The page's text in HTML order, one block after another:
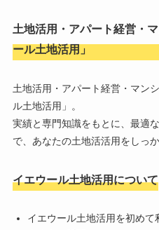
土地活用・アパート経営・
ール土地活用 」
土地活用・アパート経営・マン
ル土地活用 」。
実績と専門知識をもとに、最適
で、あなたの土地活活用をしっ
イエウール土地活用について
イエウール土地活用を初めて